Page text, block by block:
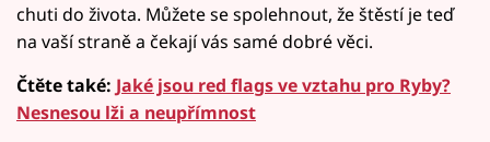
chuti do života. Můžete se spolehnout, že štěstí je teď
na vaší straně a čekají vás samé dobré věci.
Čtěte také: Jaké jsou red flags ve vztahu pro Ryby?
Nesnesou lži a neupřímnost